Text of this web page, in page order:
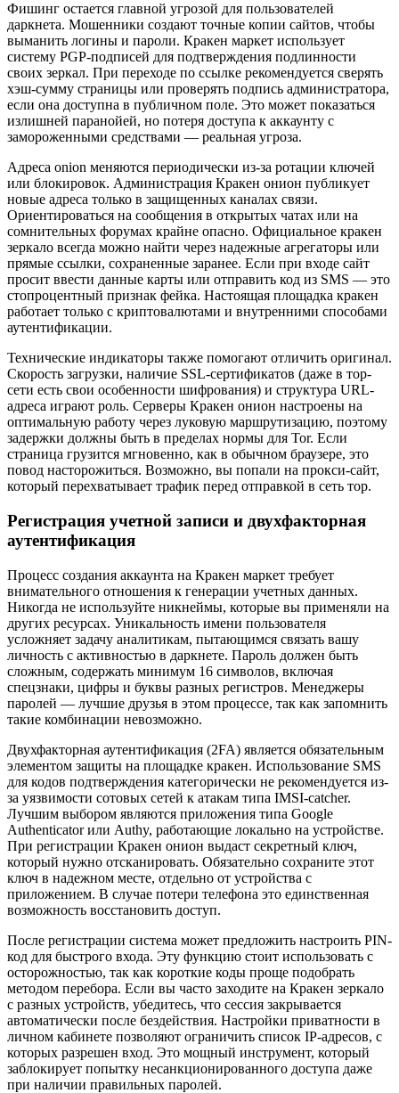
Фишинг остается главной угрозой для пользователей
даркнета. Мошенники создают точные копии сайтов, чтобы
выманить логины и пароли. Кракен маркет использует
систему PGP-подписей для подтверждения подлинности
своих зеркал. При переходе по ссылке рекомендуется сверять
хэш-сумму страницы или проверять подпись администратора,
если она доступна в публичном поле. Это может показаться
излишней паранойей, но потеря доступа к аккаунту с
замороженными средствами — реальная угроза.
Адреса onion меняются периодически из-за ротации ключей
или блокировок. Администрация Кракен онион публикует
новые адреса только в защищенных каналах связи.
Ориентироваться на сообщения в открытых чатах или на
сомнительных форумах крайне опасно. Официальное кракен
зеркало всегда можно найти через надежные агрегаторы или
прямые ссылки, сохраненные заранее. Если при входе сайт
просит ввести данные карты или отправить код из SMS — это
стопроцентный признак фейка. Настоящая площадка кракен
работает только с криптовалютами и внутренними способами
аутентификации.
Технические индикаторы также помогают отличить оригинал.
Скорость загрузки, наличие SSL-сертификатов (даже в тор-
сети есть свои особенности шифрования) и структура URL-
адреса играют роль. Серверы Кракен онион настроены на
оптимальную работу через луковую маршрутизацию, поэтому
задержки должны быть в пределах нормы для Tor. Если
страница грузится мгновенно, как в обычном браузере, это
повод насторожиться. Возможно, вы попали на прокси-сайт,
который перехватывает трафик перед отправкой в сеть тор.
Регистрация учетной записи и двухфакторная
аутентификация
Процесс создания аккаунта на Кракен маркет требует
внимательного отношения к генерации учетных данных.
Никогда не используйте никнеймы, которые вы применяли на
других ресурсах. Уникальность имени пользователя
усложняет задачу аналитикам, пытающимся связать вашу
личность с активностью в даркнете. Пароль должен быть
сложным, содержать минимум 16 символов, включая
спецзнаки, цифры и буквы разных регистров. Менеджеры
паролей — лучшие друзья в этом процессе, так как запомнить
такие комбинации невозможно.
Двухфакторная аутентификация (2FA) является обязательным
элементом защиты на площадке кракен. Использование SMS
для кодов подтверждения категорически не рекомендуется из-
за уязвимости сотовых сетей к атакам типа IMSI-catcher.
Лучшим выбором являются приложения типа Google
Authenticator или Authy, работающие локально на устройстве.
При регистрации Кракен онион выдаст секретный ключ,
который нужно отсканировать. Обязательно сохраните этот
ключ в надежном месте, отдельно от устройства с
приложением. В случае потери телефона это единственная
возможность восстановить доступ.
После регистрации система может предложить настроить PIN-
код для быстрого входа. Эту функцию стоит использовать с
осторожностью, так как короткие коды проще подобрать
методом перебора. Если вы часто заходите на Кракен зеркало
с разных устройств, убедитесь, что сессия закрывается
автоматически после бездействия. Настройки приватности в
личном кабинете позволяют ограничить список IP-адресов, с
которых разрешен вход. Это мощный инструмент, который
заблокирует попытку несанкционированного доступа даже
при наличии правильных паролей.